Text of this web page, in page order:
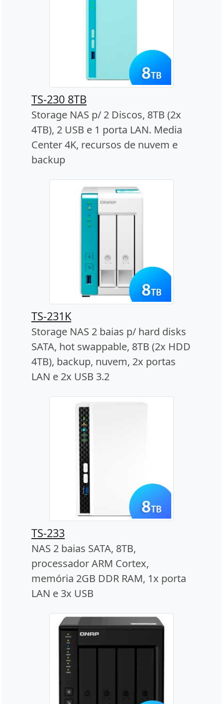
TS-230 8TB
Storage NAS p/ 2 Discos, 8TB (2x
4TB), 2 USB e 1 porta LAN. Media
Center 4K, recursos de nuvem e
backup
TS-231K
Storage NAS 2 baias p/ hard disks
SATA, hot swappable, 8TB (2x HDD
4TB), backup, nuvem, 2x portas
LAN e 2x USB 3.2
TS-233
NAS 2 baias SATA, 8TB,
processador ARM Cortex,
memória 2GB DDR RAM, 1x porta
LAN e 3x USB